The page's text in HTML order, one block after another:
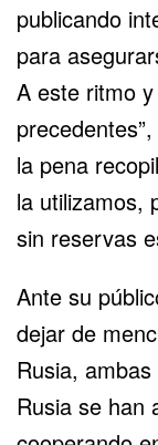
publicando
para
A este ritmo
la pena
la utilizamos,
sin reservas
Ante su
dejar de
Rusia,
Rusia se han